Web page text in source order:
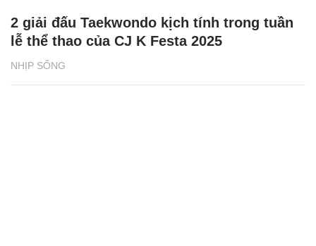
NHỊP SỐNG
2 giải đấu Taekwondo kịch tính trong tuần
lễ thể thao của CJ K Festa 2025